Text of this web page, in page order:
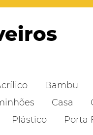
Bambu
Casa
Plástico Porta